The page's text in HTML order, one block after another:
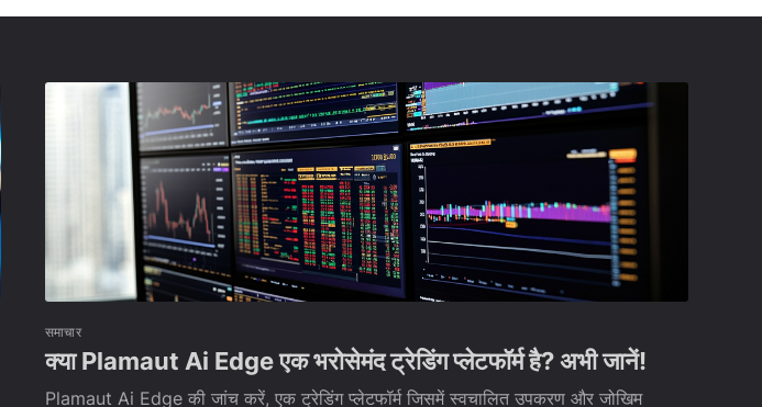
समाचार
क्या Plamaut Ai Edge एक भरोसेमंद ट्रेडिंग प्लेटफॉर्म है? अभी जानें!
Plamaut Ai Edge की जांच करें, एक ट्रेडिंग प्लेटफॉर्म जिसमें स्वचालित उपकरण और जोखिम